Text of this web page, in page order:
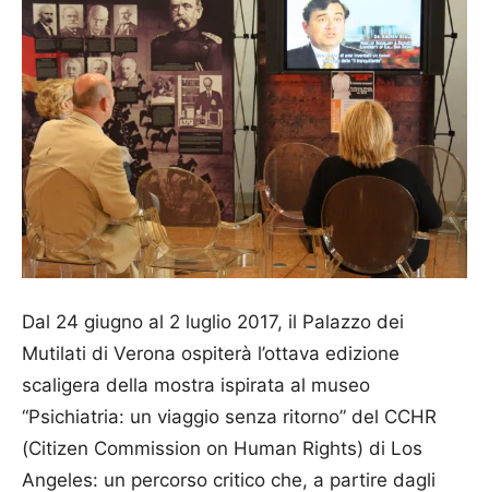
Dal 24 giugno al 2 luglio 2017, il Palazzo dei
Mutilati di Verona ospiterà l’ottava edizione
scaligera della mostra ispirata al museo
“Psichiatria: un viaggio senza ritorno” del CCHR
(Citizen Commission on Human Rights) di Los
Angeles: un percorso critico che, a partire dagli